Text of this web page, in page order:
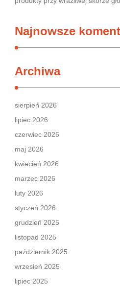
Najnowsze
Archiwa
sierpień 2026
lipiec 2026
czerwiec 2026
maj 2026
kwiecień 2026
marzec 2026
luty 2026
styczeń 2026
grudzień 2025
listopad 2025
październik 2025
wrzesień 2025
lipiec 2025